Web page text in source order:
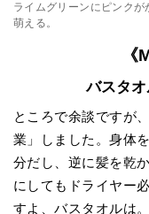
ライムグリーンにピンクが
萌える。
バスタ
ところで余談ですが
業」しました。身体
分だし、逆に髪を乾
にしてもドライヤー
すよ、バスタオルは